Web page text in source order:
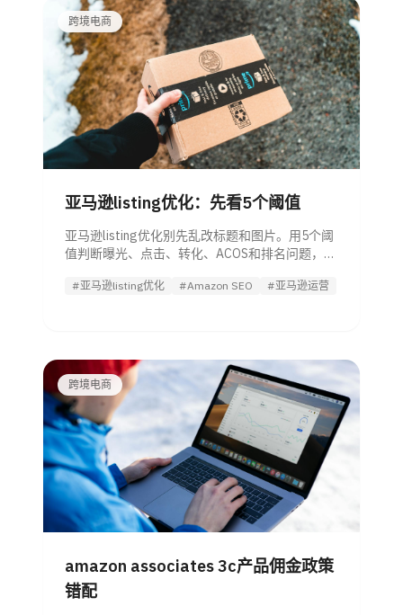
跨境电商
亚马逊listing优化：先看5个阈值
亚马逊listing优化别先乱改标题和图片。用5个阈
值判断曝光、点击、转化、ACOS和排名问题，按
#亚马逊listing优化 #Amazon SEO #亚马逊运营
跨境电商
amazon associates 3c产品佣金政策
错配